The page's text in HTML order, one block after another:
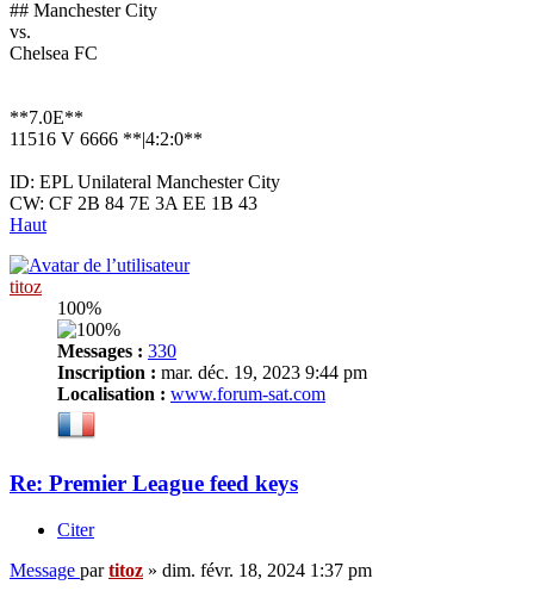
## Manchester City
vs.
Chelsea FC
**7.0E**
11516 V 6666 **|4:2:0**
ID: EPL Unilateral Manchester City
CW: CF 2B 84 7E 3A EE 1B 43
Haut
titoz
100%
Messages : 330
Inscription : mar. déc. 19, 2023 9:44 pm
Localisation : www.forum-sat.com
Re: Premier League feed keys
Citer
Message partitoz » dim. févr. 18, 2024 1:37 pm